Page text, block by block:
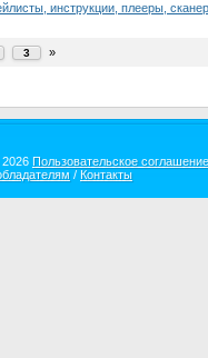
инструкции, плееры,
3 »
Пользовательское соглашение
/ Контакты